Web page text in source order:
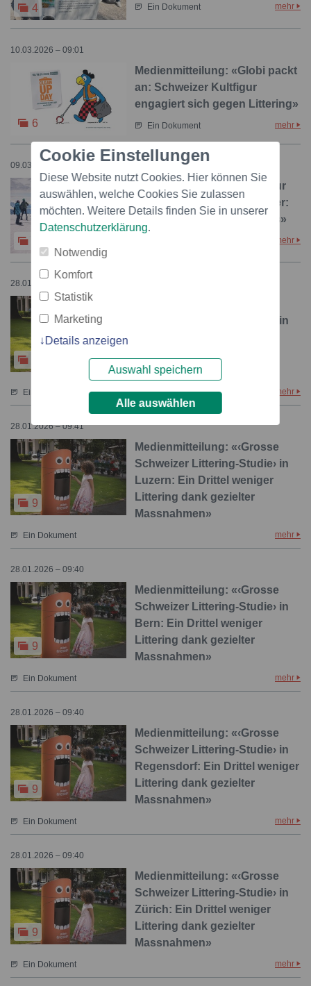
4 Ein Dokument mehr
10.03.2026 – 09:01
6
Medienmitteilung: «Globi packt
an: Schweizer Kultfigur
engagiert sich gegen Littering»
Ein Dokument mehr
09.03.2026 – 09:01
Medienmitteilung: «Nicht nur
sicher, sondern auch sauber:
Grossanlass auf dem Stoos»
mehr
28.01.2026 – 09:41
Schweizer Littering-Studie› in
Massnahmen»
Ein Dokument mehr
28.01.2026 – 09:41
9
Medienmitteilung: «‹Grosse
Schweizer Littering-Studie› in
Luzern: Ein Drittel weniger
Littering dank gezielter
Massnahmen»
Ein Dokument mehr
28.01.2026 – 09:40
9
Medienmitteilung: «‹Grosse
Schweizer Littering-Studie› in
Bern: Ein Drittel weniger
Littering dank gezielter
Massnahmen»
Ein Dokument mehr
28.01.2026 – 09:40
9
Medienmitteilung: «‹Grosse
Schweizer Littering-Studie› in
Regensdorf: Ein Drittel weniger
Littering dank gezielter
Massnahmen»
Ein Dokument mehr
28.01.2026 – 09:40
9
Medienmitteilung: «‹Grosse
Schweizer Littering-Studie› in
Zürich: Ein Drittel weniger
Littering dank gezielter
Massnahmen»
Ein Dokument mehr
Cookie Einstellungen
Diese Website nutzt Cookies. Hier können Sie
auswählen, welche Cookies Sie zulassen
möchten. Weitere Details finden Sie in unserer
Datenschutzerklärung.
Notwendig
Komfort
Statistik
Marketing
Details anzeigen
Auswahl speichern
Alle auswählen